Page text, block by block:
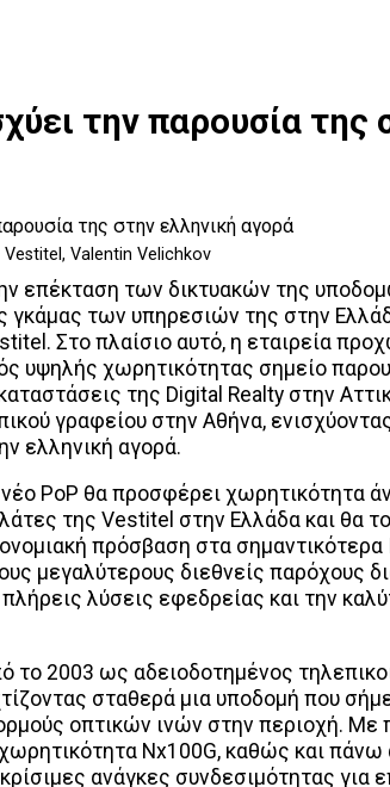
την παρουσία της
Valentin Velichkov
επέκταση των δικτυακών της
γκάμας των υπηρεσιών της στην
Στο πλαίσιο αυτό, η εταιρεία
υψηλής χωρητικότητας σημείο
της Digital Realty στην
γραφείου στην Αθήνα,
ελληνική αγορά.
PoP θα προσφέρει χωρητικότητα
της Vestitel στην Ελλάδα και θα
πρόσβαση στα σημαντικότερα
μεγαλύτερους διεθνείς παρόχους
λύσεις εφεδρείας και την
το 2003 ως αδειοδοτημένος
σταθερά μια υποδομή που
οπτικών ινών στην περιοχή.
χωρητικότητα Nx100G, καθώς και
ανάγκες συνδεσιμότητας για